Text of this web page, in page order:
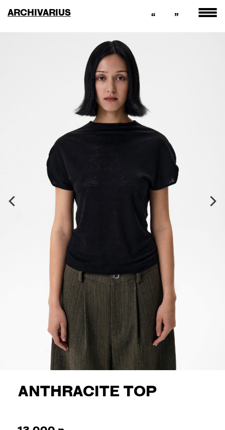
ARCHIVARIUS ”
“
Женский топ приталенного силуэта с
короткими цельнокроенными рукавами
изготовлен из итальянского льняного
трикотажа черного цвета с видимой
фактурой и легкой прозрачностью.
Задняя часть цельнокроенного
воротника-стойки имеет вертикальную
крепится к нитяной петле, выполненной
вручную. Рукава дополнены мягкой
обработаны зигзагообразной строчкой.
13 000 р.
ANTHRACITE TOP